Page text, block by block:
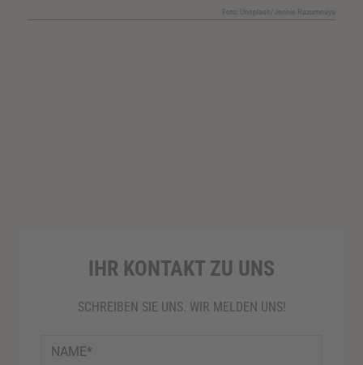
Foto: Unsplash/Jennie Razumnaya
IHR KONTAKT ZU UNS
SCHREIBEN SIE UNS. WIR MELDEN UNS!